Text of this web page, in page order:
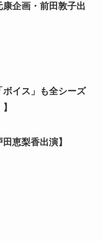
康企画・前田敦子出
ボイス」も全シーズ
恵梨香出演】